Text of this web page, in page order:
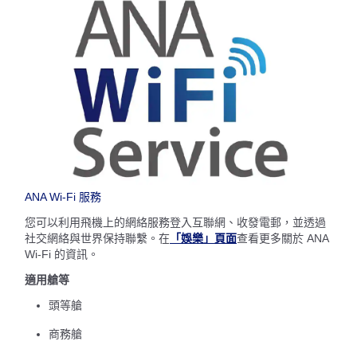
ANA Wi-Fi 服務
您可以利用飛機上的網絡服務登入互聯網、收發電郵，並透過
社交網絡與世界保持聯繫。在 「娛樂」頁面查看更多關於 ANA
Wi-Fi 的資訊。
適用艙等
頭等艙
商務艙